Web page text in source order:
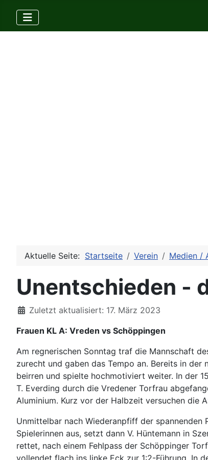
Aktuelle Seite: Startseite Verein Medien /
Unentschieden -
DetailsZuletzt aktualisiert: 17. März 2023
Frauen KL A: Vreden vs Schöppingen
Am regnerischen Sonntag traf die Mannschaft
zurecht und gaben das Tempo an. Bereits in der
beirren und spielte hochmotiviert weiter. In der
T. Everding durch die Vredener Torfrau
Aluminium. Kurz vor der Halbzeit versuchen die
Unmittelbar nach Wiederanpfiff der spannenden
Spielerinnen aus, setzt dann V. Hüntemann in
rettet, nach einem Fehlpass der Schöppinger
vollendet flach ins linke Eck zur 1:2-Führung. In